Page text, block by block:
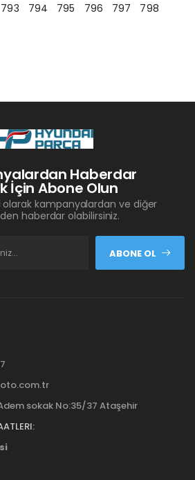
793 794 795 796 797 798
Haberdar
İçin Abone Olun
olarak kampanyalardan ve diğer
haberdar olabilirsiniz.
ABONE OL
sokak No:35/37 Ataşehir